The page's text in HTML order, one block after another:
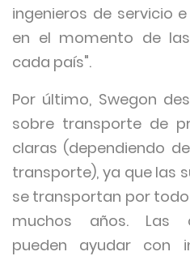
ingenieros de servicio
en el momento de
cada país".
Por último, Swegon
sobre transporte de
claras (dependiendo
transporte), ya que las
se transportan por
muchos años. Las
pueden ayudar con